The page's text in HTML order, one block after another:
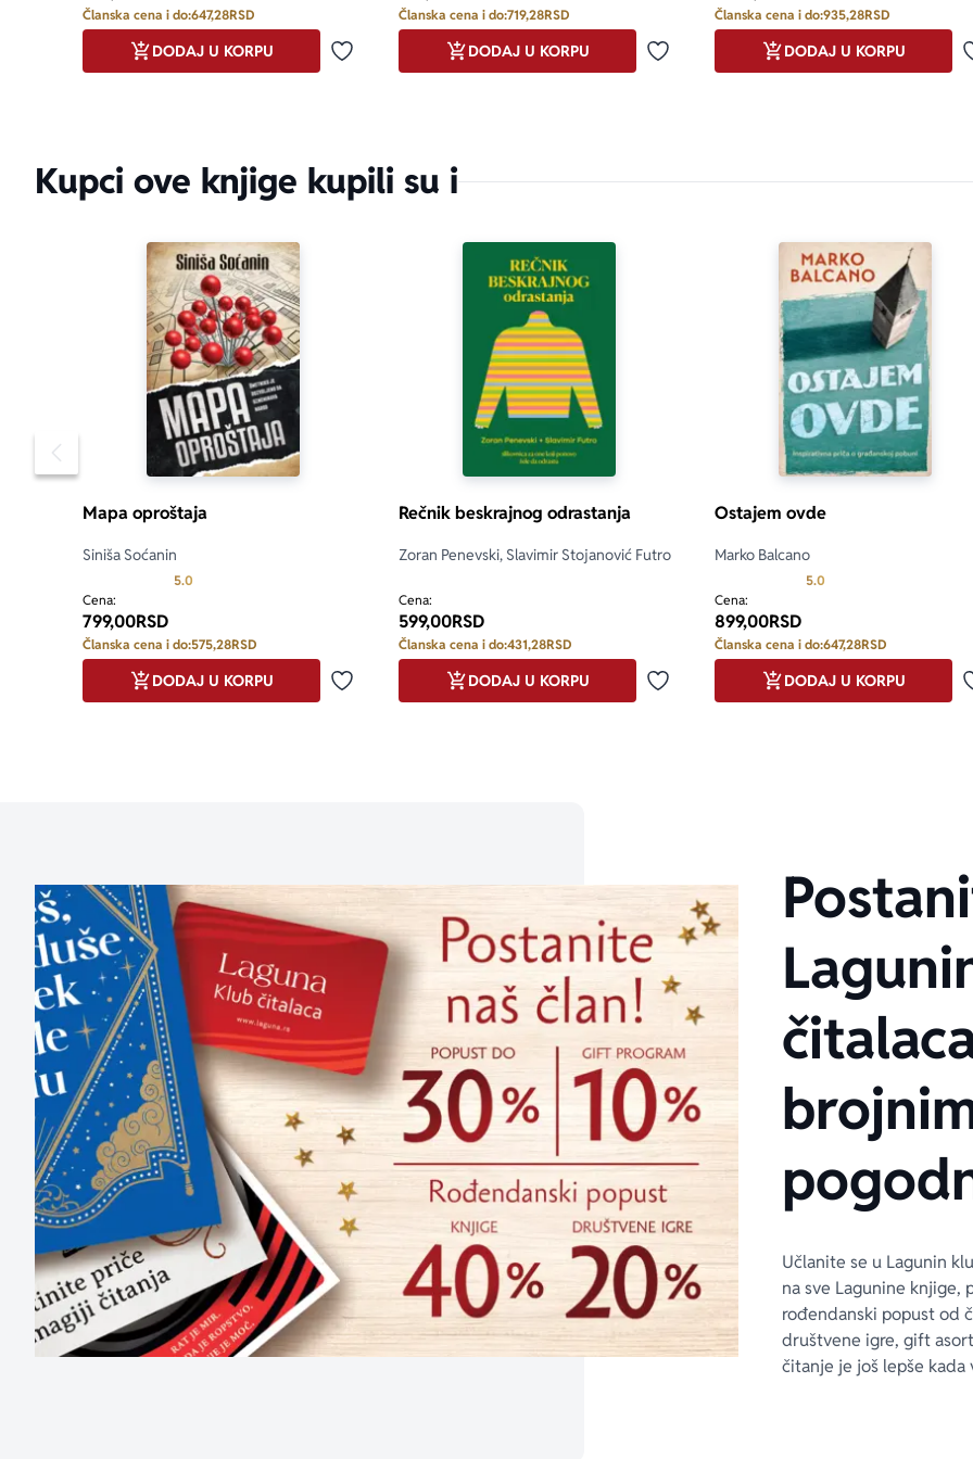
Članska cena i do:647,28RSD
Dodaj u omiljene
DODAJ U KORPU
Članska cena i do:719,28RSD
Dodaj u omiljene
DODAJ U KORPU
Članska cena i do:935,28RSD
DODAJ U KORPU
Kupci ove knjige kupili su i
Pomeranje sadržaja slajdera u levo
Mapa oproštaja
Siniša Soćanin
5.0
Cena:
799,00RSD
Članska cena i do:575,28RSD
Dodaj u omiljene
DODAJ U KORPU
Rečnik beskrajnog odrastanja
Zoran Penevski, Slavimir Stojanović Futro
Cena:
599,00RSD
Članska cena i do:431,28RSD
Dodaj u omiljene
DODAJ U KORPU
Ostajem ovde
Marko Balcano
5.0
Cena:
899,00RSD
Članska cena i do:647,28RSD
DODAJ U KORPU
Učlanite se u Lagunin
na sve Lagunine knjige,
rođendanski popust od
društvene igre, gift
čitanje je još lepše kada